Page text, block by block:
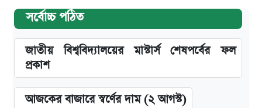
সর্বোচ্চ পঠিত
জাতীয় বিশ্ববিদ্যালয়ের মাস্টার্স শেষপর্বের ফল
প্রকাশ
আজকের বাজারে স্বর্ণের দাম (২ আগস্ট)